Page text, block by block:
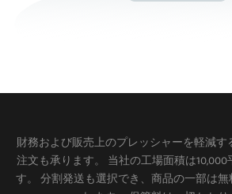
財務および販売上のプレッシャーを軽減
注文も承ります。 当社の工場面積は
す。 分割発送も選択でき、商品の一部は